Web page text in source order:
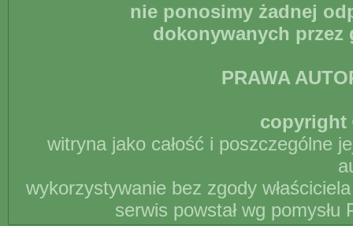
nie ponosimy żadnej
dokonywanych
PRAWA
copyright
witryna jako całość i poszczególne
wykorzystywanie bez zgody
serwis powstał wg